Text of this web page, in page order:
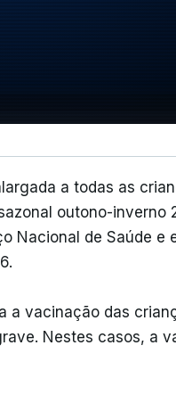
a todas as
outono-inverno
Nacional de Saúde e
a vacinação das
Nestes casos, a